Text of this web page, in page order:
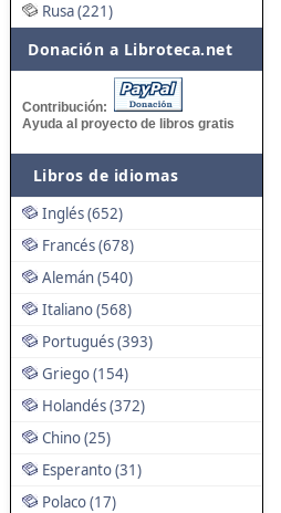
Rusa (221)
Donación a Libroteca.net
Contribución:
Ayuda al proyecto de libros gratis
Libros de idiomas
Inglés (652)
Francés (678)
Alemán (540)
Italiano (568)
Portugués (393)
Griego (154)
Holandés (372)
Chino (25)
Esperanto (31)
Polaco (17)